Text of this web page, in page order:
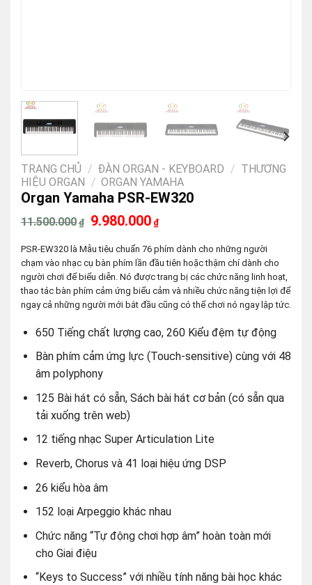
TRANG CHỦ / ĐÀN ORGAN - KEYBOARD / THƯƠNG
HIỆU ORGAN / ORGAN YAMAHA
Organ Yamaha PSR-EW320
11.500.000 ₫
Giá
gốc
11.500.000₫.
9.980.000 ₫Giá
hiện
là:
9.980.000₫.
PSR-EW320 là Mẫu tiêu chuẩn 76 phím dành cho những người
chạm vào nhạc cụ bàn phím lần đầu tiên hoặc thậm chí dành cho
người chơi để biểu diễn. Nó được trang bị các chức năng linh hoạt,
thao tác bàn phím cảm ứng biểu cảm và nhiều chức năng tiện lợi để
ngay cả những người mới bắt đầu cũng có thể chơi nó ngay lập tức.
650 Tiếng chất lượng cao, 260 Kiểu đệm tự động
Bàn phím cảm ứng lực (Touch-sensitive) cùng với 48
âm polyphony
125 Bài hát có sẵn, Sách bài hát cơ bản (có sẵn qua
tải xuống trên web)
12 tiếng nhạc Super Articulation Lite
Reverb, Chorus và 41 loại hiệu ứng DSP
26 kiểu hòa âm
152 loại Arpeggio khác nhau
Chức năng “Tự động chơi hợp âm” hoàn toàn mới
cho Giai điệu
“Keys to Success” với nhiều tính năng bài học khác